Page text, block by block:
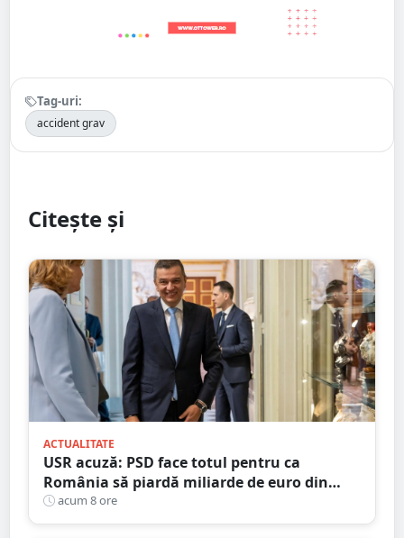
Tag-uri:
accident grav
Citește și
ACTUALITATE
USR acuză: PSD face totul pentru ca
România să piardă miliarde de euro din
PNRR
acum 8 ore